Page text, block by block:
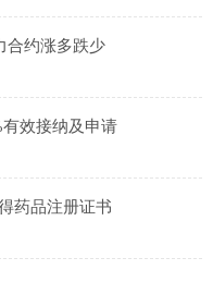
合约涨多跌少
效接纳及申请
药品注册证书